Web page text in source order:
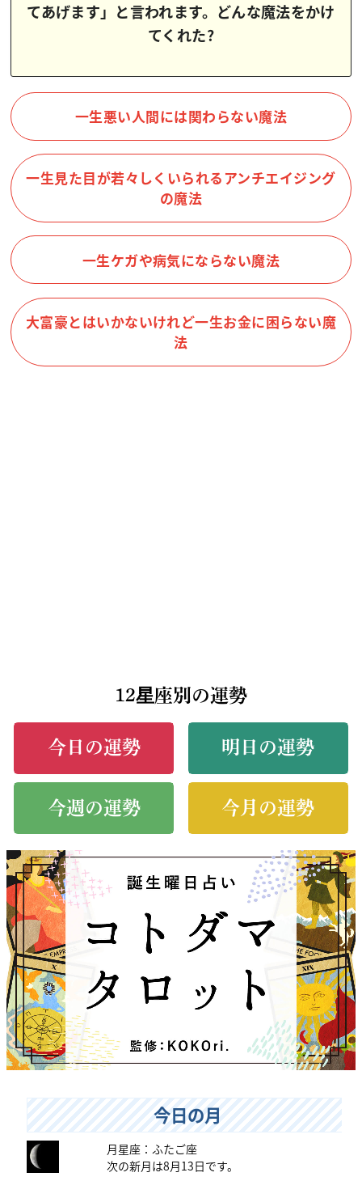
てあげます」と言われます。どんな魔法をかけ
てくれた?
一生悪い人間には関わらない魔法
一生見た目が若々しくいられるアンチエイジング
の魔法
一生ケガや病気にならない魔法
大富豪とはいかないけれど一生お金に困らない魔
法
12星座別の運勢
今日の運勢 明日の運勢
今週の運勢 今月の運勢
今日の月
月星座：ふたご座
次の新月は8月13日です。